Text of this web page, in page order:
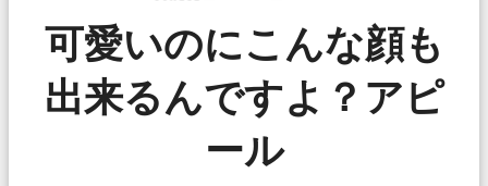
可愛いのにこんな顔も
出来るんですよ？アピ
ール